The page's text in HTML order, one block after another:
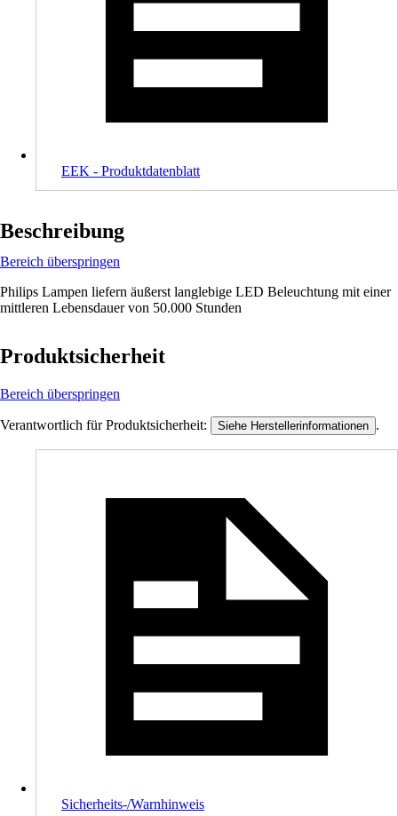
EEK - Produktdatenblatt
Beschreibung
Bereich überspringen
Philips Lampen liefern äußerst langlebige LED Beleuchtung mit einer
mittleren Lebensdauer von 50.000 Stunden
Produktsicherheit
Bereich überspringen
Verantwortlich für Produktsicherheit: Siehe Herstellerinformationen .
Sicherheits-/Warnhinweis